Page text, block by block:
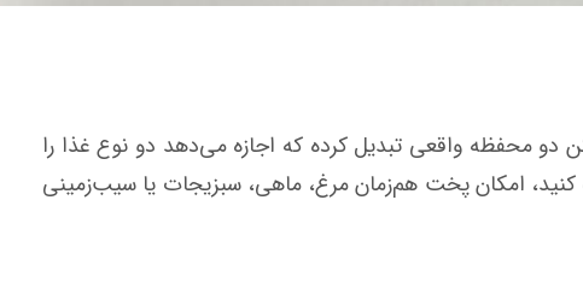
محفظه واقعی تبدیل کرده که اجازه می‌دهد دو نوع غذا را
کنید، امکان پخت هم‌زمان مرغ، ماهی، سبزیجات یا سیب‌زمینی